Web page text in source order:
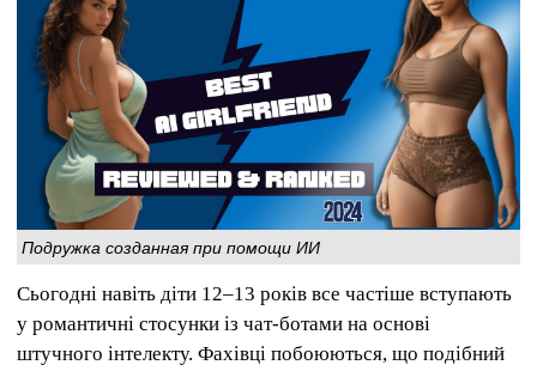
Подружка созданная при помощи ИИ
Сьогодні навіть діти 12–13 років все частіше вступають
у романтичні стосунки із чат-ботами на основі
штучного інтелекту. Фахівці побоюються, що подібний